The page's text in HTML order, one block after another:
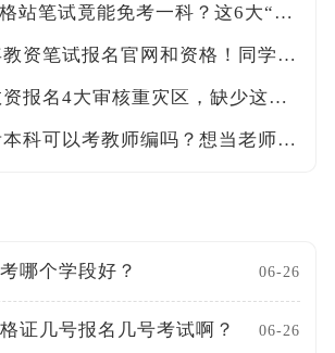
中学教师资格站笔试竟能免考一科？这6大“新增学科”了解一下！
2026下半年教资笔试报名官网和资格！同学们遇到了哪些问题→
盘点2026教资报名4大审核重灾区，缺少这项资料直接再等半年！
2026年自考本科可以考教师编吗？想当老师的看过来
哪个学段好？ 06-26
证几号报名几号考试啊？ 06-26